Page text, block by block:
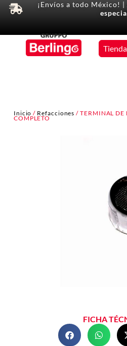
¡Envíos a todo México! |
Tienda
Inicio / Refacciones / TERMINAL DE
COMPLETO
FICHA